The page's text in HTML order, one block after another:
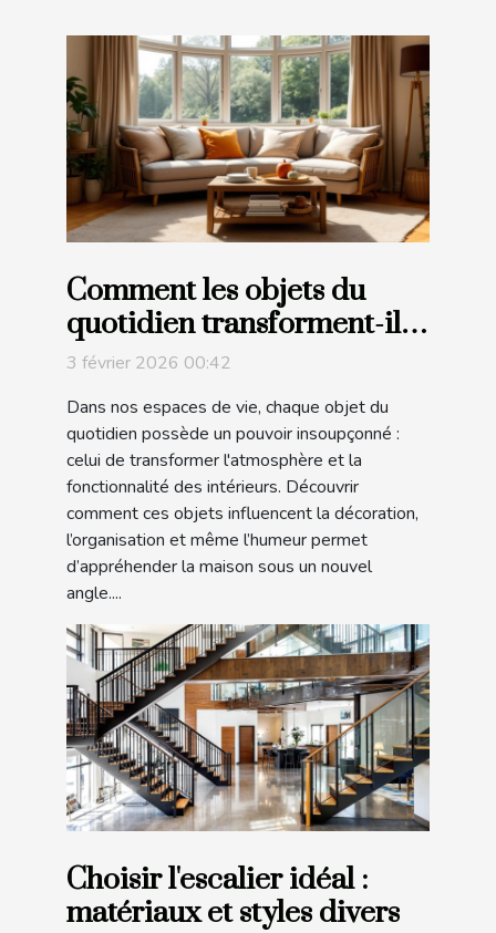
Comment les objets du
quotidien transforment-ils
nos intérieurs ?
3 février 2026 00:42
Dans nos espaces de vie, chaque objet du
quotidien possède un pouvoir insoupçonné :
celui de transformer l'atmosphère et la
fonctionnalité des intérieurs. Découvrir
comment ces objets influencent la décoration,
l’organisation et même l’humeur permet
d’appréhender la maison sous un nouvel
angle....
Choisir l'escalier idéal :
matériaux et styles divers